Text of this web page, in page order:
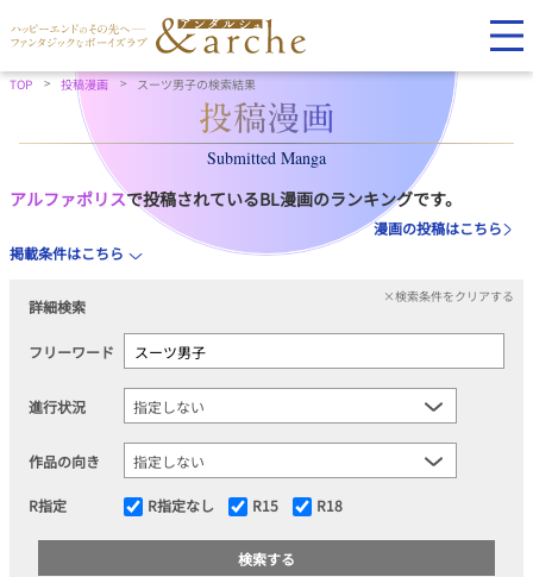
TOP 投稿漫画 スーツ男子の検索結果
Submitted Manga
アルファポリスで投稿されているBL漫画のランキングです。
漫画の投稿はこちら
掲載条件はこちら
詳細検索
×検索条件をクリアする
フリーワード
進行状況
作品の向き
R指定 R指定なし R15 R18